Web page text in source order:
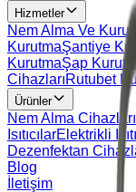
Hizmetler
Nem Alma Ve
KurutmaŞantiye
KurutmaŞap
CihazlarıRutubet
Ürünler
Nem Alma Cihazları
IsıtıcılarElektrikli
Dezenfektan
Blog
İletişim